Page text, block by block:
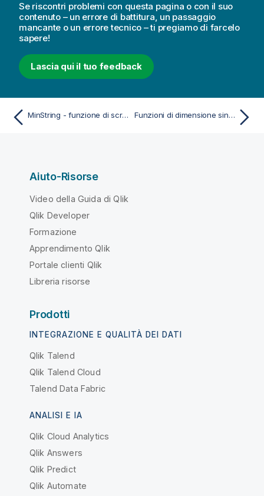
Se riscontri problemi con questa pagina o con il suo
contenuto – un errore di battitura, un passaggio
mancante o un errore tecnico – ti pregiamo di farcelo
sapere!
Lascia qui il tuo feedback
MinString - funzione di script Funzioni di dimensione sintetica
Aiuto-Risorse
Video della Guida di Qlik
Qlik Developer
Formazione
Apprendimento Qlik
Portale clienti Qlik
Libreria risorse
Prodotti
INTEGRAZIONE E QUALITÀ DEI DATI
Qlik Talend
Qlik Talend Cloud
Talend Data Fabric
ANALISI E IA
Qlik Cloud Analytics
Qlik Answers
Qlik Predict
Qlik Automate